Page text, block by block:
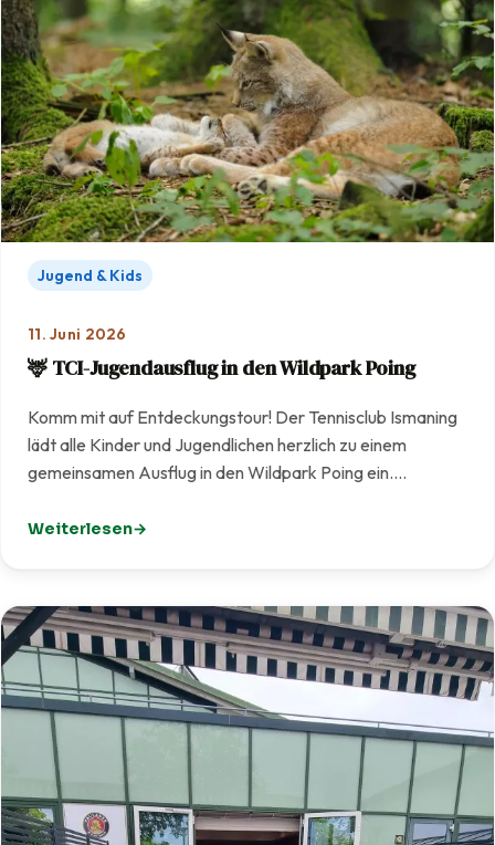
Jugend & Kids
11. Juni 2026
🦌 TCI-Jugendausflug in den Wildpark Poing
Komm mit auf Entdeckungstour! Der Tennisclub Ismaning
lädt alle Kinder und Jugendlichen herzlich zu einem
gemeinsamen Ausflug in den Wildpark Poing ein.…
Weiterlesen
: 🦌 TCI-Jugendausflug in den Wildpark Poing